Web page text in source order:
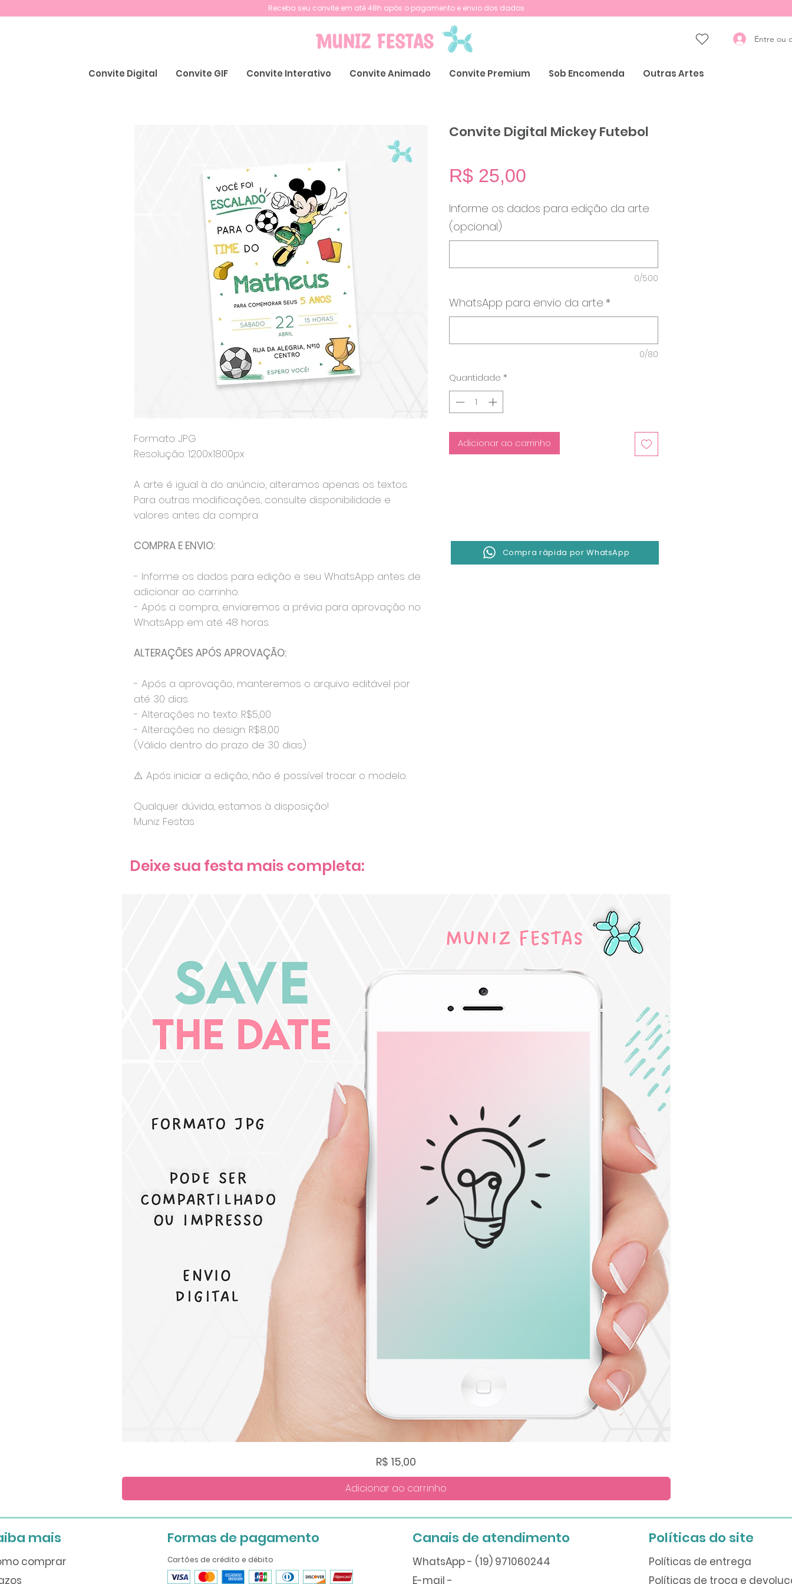
Receba seu convite em até 48h após o pagamento e envio dos dados
Entre ou
Convite Digital Convite GIF Convite Interativo Convite Animado Convite Premium Sob Encomenda Outras Artes
Formato: JPG
Resolução: 1200x1800px
A arte é igual à do anúncio, alteramos apenas os textos.
Para outras modificações, consulte disponibilidade e
valores antes da compra.
COMPRA E ENVIO:
- Informe os dados para edição e seu WhatsApp antes de
adicionar ao carrinho.
- Após a compra, enviaremos a prévia para aprovação no
WhatsApp em até 48 horas.
ALTERAÇÕES APÓS APROVAÇÃO:
- Após a aprovação, manteremos o arquivo editável por
até 30 dias.
- Alterações no texto: R$5,00
- Alterações no design: R$8,00
(Válido dentro do prazo de 30 dias.)
⚠️ Após iniciar a edição, não é possível trocar o modelo.
Qualquer dúvida, estamos à disposição!
Muniz Festas
Convite Digital Mickey Futebol
R$ 25,00
Informe os dados para edição da arte
(opcional)
0/500
WhatsApp para envio da arte *
0/80
Quantidade *
Adicionar ao carrinho
Compra rápida por WhatsApp
Deixe sua festa mais completa:
Visualização rápida
Preço
R$ 15,00
Adicionar ao carrinho
mais Formas de pagamento
comprar
Cartões de crédito e débito
Canais de atendimento
WhatsApp - (19) 971060244
E-mail -
Políticas do site
Políticas de entrega
Políticas de troca e